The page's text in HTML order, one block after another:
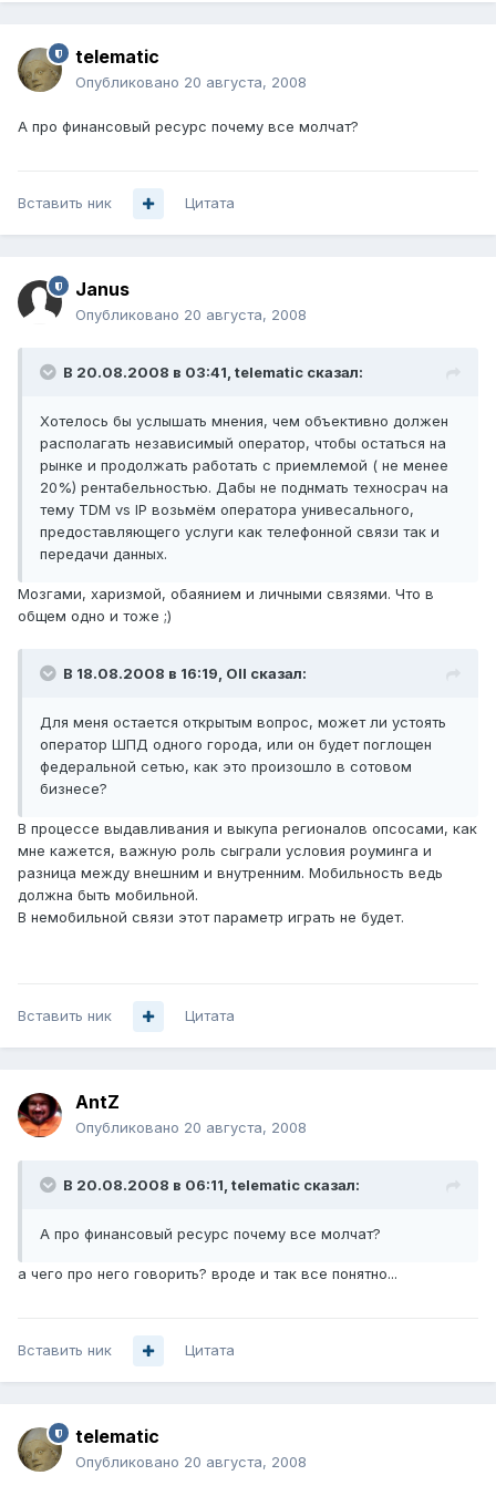
telematic
Опубликовано 20 августа, 2008
А про финансовый ресурс почему все молчат?
Вставить ник Цитата
Janus
Опубликовано 20 августа, 2008
В 20.08.2008 в 03:41, telematic сказал:
Хотелось бы услышать мнения, чем объективно должен
располагать независимый оператор, чтобы остаться на
рынке и продолжать работать с приемлемой ( не менее
20%) рентабельностью. Дабы не поднмать техносрач на
тему TDM vs IP возьмём оператора унивесального,
предоставляющего услуги как телефонной связи так и
передачи данных.
Мозгами, харизмой, обаянием и личными связями. Что в
общем одно и тоже ;)
В 18.08.2008 в 16:19, Oll сказал:
Для меня остается открытым вопрос, может ли устоять
оператор ШПД одного города, или он будет поглощен
федеральной сетью, как это произошло в сотовом
бизнесе?
В процессе выдавливания и выкупа регионалов опсосами, как
мне кажется, важную роль сыграли условия роуминга и
разница между внешним и внутренним. Мобильность ведь
должна быть мобильной.
В немобильной связи этот параметр играть не будет.
Вставить ник Цитата
AntZ
Опубликовано 20 августа, 2008
В 20.08.2008 в 06:11, telematic сказал:
А про финансовый ресурс почему все молчат?
а чего про него говорить? вроде и так все понятно...
Вставить ник Цитата
telematic
Опубликовано 20 августа, 2008